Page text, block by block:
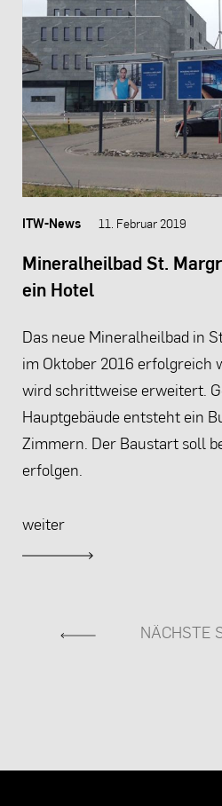
ITW-News 11. Februar 2019
Mineralheilbad St.
ein Hotel
Das neue Mineralheilbad in
im Oktober 2016 erfolgreich
wird schrittweise erweitert.
Hauptgebäude entsteht ein
Zimmern. Der Baustart soll
erfolgen.
weiter
NÄCHSTE